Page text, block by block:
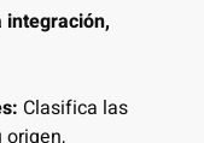
Clasifica las